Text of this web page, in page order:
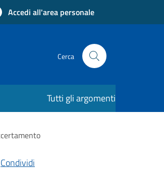
Accedi all'area personale
Cerca
Tutti gli argomenti
Condividi